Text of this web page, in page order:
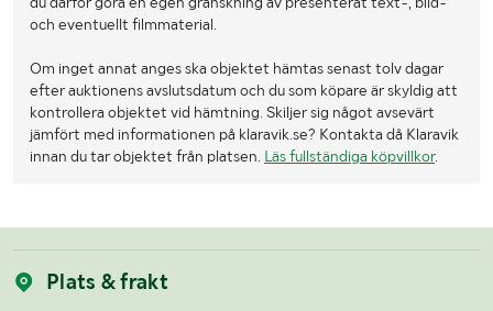
och eventuellt filmmaterial.
Om inget annat anges ska objektet hämtas senast tolv dagar
efter auktionens avslutsdatum och du som köpare är skyldig att
kontrollera objektet vid hämtning. Skiljer sig något avsevärt
jämfört med informationen på klaravik.se? Kontakta då Klaravik
innan du tar objektet från platsen. Läs fullständiga köpvillkor.
Plats & frakt